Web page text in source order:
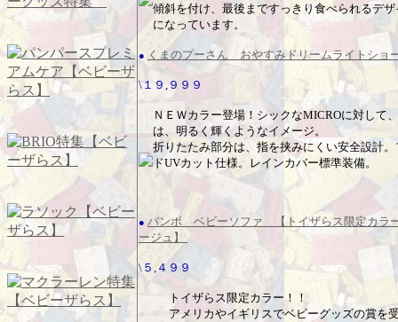
傾斜を付け、最後まですっきり食べられるデザ
になっています。
● くまのプーさん おやすみドリームライトショ
\１９,９９９
ＮＥＷカラー登場！シックなMICROに対して
は、明るく輝くようなイメージ。
折りたたみ部分は、指を挟みにくい安全設計。
ドUVカット仕様。レインカバー標準装備。
● バンボ ベビーソファ 【トイザらス限定カ
ージュ】
\５,４９９
トイザらス限定カラー！！
アメリカやイギリスでベビーグッズの賞を